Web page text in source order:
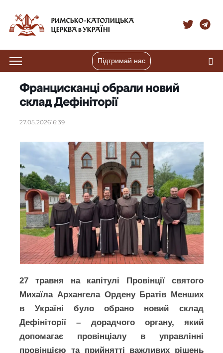
Підтримай нас
Францисканці обрали новий
склад Дефініторії
27.05.202616:39
27 травня на капітулі Провінції святого
Михаїла Архангела Ордену Братів Менших
в Україні було обрано новий склад
Дефініторії – дорадчого органу, який
допомагає провінціалу в управлінні
провінцією та прийнятті важливих рішень